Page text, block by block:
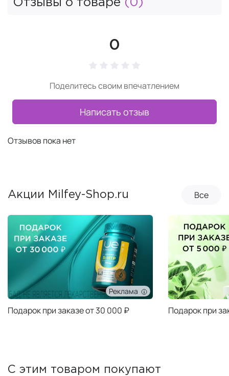
Отзывы о товаре (0)
0
Поделитесь своим впечатлением
Написать отзыв
Отзывов пока нет
Акции Milfey-Shop.ru Все
Реклама
Подарок при заказе от 30 000 ₽ Подарок при
С этим товаром покупают